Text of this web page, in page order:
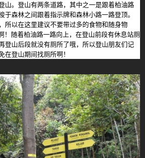
山。登山有两条道路，其中之一是跟着柏油路
于森林之间跟着指示牌和森林小路一路登顶。
所以在这里建议不要带过多的食物和随身物
！随着柏油路一路向上，在登山前段有休息站厕
登山后段就没有厕所了哦，所以登山朋友们记
在登山期间找厕所啊！